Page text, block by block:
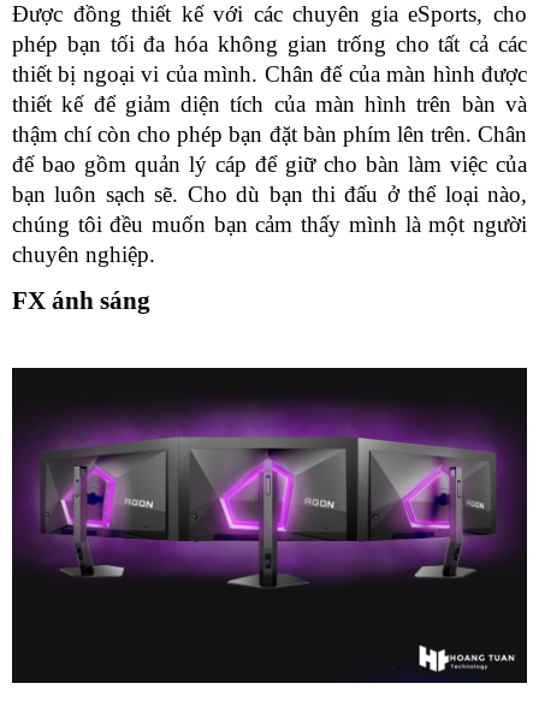
Được đồng thiết kế với các chuyên gia eSports, cho
phép bạn tối đa hóa không gian trống cho tất cả các
thiết bị ngoại vi của mình. Chân đế của màn hình được
thiết kế để giảm diện tích của màn hình trên bàn và
thậm chí còn cho phép bạn đặt bàn phím lên trên. Chân
đế bao gồm quản lý cáp để giữ cho bàn làm việc của
bạn luôn sạch sẽ. Cho dù bạn thi đấu ở thể loại nào,
chúng tôi đều muốn bạn cảm thấy mình là một người
chuyên nghiệp.
FX ánh sáng